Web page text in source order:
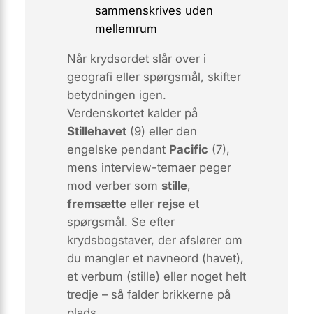
sammenskrives uden
mellemrum
Når krydsordet slår over i
geografi eller spørgsmål, skifter
betydningen igen.
Verdenskortet kalder på
Stillehavet(9) eller den
engelske pendant Pacific (7),
mens interview-temaer peger
mod verber som stille,
fremsætteeller rejseet
spørgsmål. Se efter
krydsbogstaver, der afslører om
du mangler et navneord (havet),
et verbum (stille) eller noget helt
tredje – så falder brikkerne på